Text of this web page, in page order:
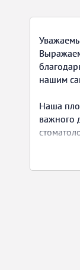
Очень
нашим
Наша
важного
В веб-
нас было
умение
отклик
Мы
нашего